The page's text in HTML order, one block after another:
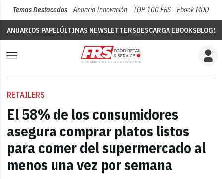
Temas Destacados Anuario Innovación TOP 100 FRS Ebook MDD
ANUARIOS PAPELÚLTIMAS NEWSLETTERSDESCARGA EBOOKSBLOGS
RETAILERS
El 58% de los consumidores
asegura comprar platos listos
para comer del supermercado al
menos una vez por semana